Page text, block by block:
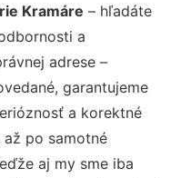
Kramáre – hľadáte
a
adrese –
garantujeme
a korektné
po samotné
aj my sme iba